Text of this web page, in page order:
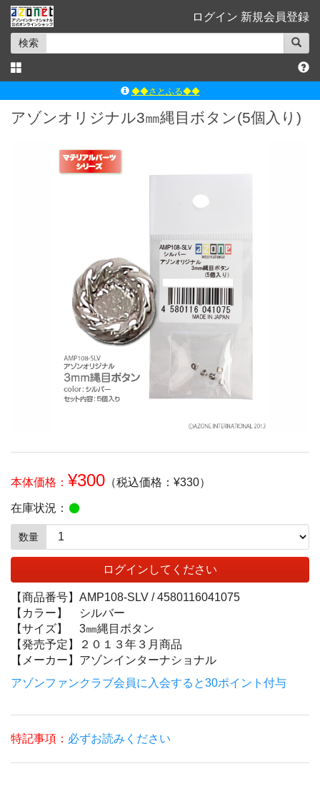
ログイン 新規会員登録
検索
◆◆さとふる◆◆
ｱｿﾞﾝﾚｰﾍﾞﾙｼｮｯﾌﾟ楽天市場店
よくあるご質問（Q&A）
アゾンオリジナル3㎜縄目ボタン(5個入り)
本体価格： ¥300 （税込価格：¥330）
在庫状況：
数量
ログインしてください
【商品番号】 AMP108-SLV /4580116041075
【カラー】
シルバー
【サイズ】
3㎜縄目ボタン
【発売予定】
２０１３年３月商品
【メーカー】 アゾンインターナショナル
アゾンファンクラブ会員に入会すると30ポイント付与
特記事項： 必ずお読みください